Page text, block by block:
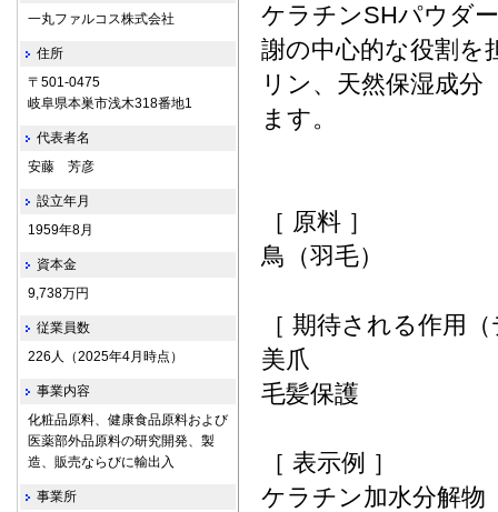
ケラチンSHパウダ
謝の中心的な役割
リン、天然保湿成
ます。
［ 原料 ］
鳥（羽毛）
［ 期待される作用
美爪
毛髪保護
［ 表示例 ］
ケラチン加水分解物
一丸ファルコス株式会社
住所
〒501-0475
岐阜県本巣市浅木318番地1
代表者名
安藤 芳彦
設立年月
1959年8月
資本金
9,738万円
従業員数
226人（2025年4月時点）
事業内容
化粧品原料、健康食品原料および
医薬部外品原料の研究開発、製
造、販売ならびに輸出入
事業所